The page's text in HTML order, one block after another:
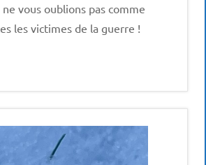
ne vous oublions pas comme
les victimes de la guerre !